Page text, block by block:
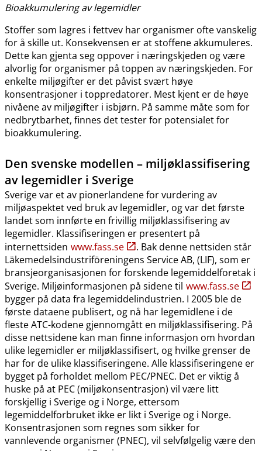
Bioakkumulering av legemidler
Stoffer som lagres i fettvev har organismer ofte vanskelig
for å skille ut. Konsekvensen er at stoffene akkumuleres.
Dette kan gjenta seg oppover i næringskjeden og være
alvorlig for organismer på toppen av næringskjeden. For
enkelte miljøgifter er det påvist svært høye
konsentrasjoner i toppredatorer. Mest kjent er de høye
nivåene av miljøgifter i isbjørn. På samme måte som for
nedbrytbarhet, finnes det tester for potensialet for
bioakkumulering.
Den svenske modellen – miljøklassifisering
av legemidler i Sverige
Sverige var et av pionerlandene for vurdering av
miljøaspektet ved bruk av legemidler, og var det første
landet som innførte en frivillig miljøklassifisering av
legemidler. Klassifiseringen er presentert på
internettsiden www.fass.se
. Bak denne nettsiden står
Läkemedelsindustriföreningens Service AB, (LIF), som er
bransjeorganisasjonen for forskende legemiddelforetak i
Sverige. Miljøinformasjonen på sidene til www.fass.se
bygger på data fra legemiddelindustrien. I 2005 ble de
første dataene publisert, og nå har legemidlene i de
fleste ATC-kodene gjennomgått en miljøklassifisering. På
disse nettsidene kan man finne informasjon om hvordan
ulike legemidler er miljøklassifisert, og hvilke grenser de
har for de ulike klassifiseringene. Alle klassifiseringene er
bygget på forholdet mellom PEC​/​PNEC. Det er viktig å
huske på at PEC (miljøkonsentrasjon) vil være litt
forskjellig i Sverige og i Norge, ettersom
legemiddelforbruket ikke er likt i Sverige og i Norge.
Konsentrasjonen som regnes som sikker for
vannlevende organismer (PNEC), vil selvfølgelig være den